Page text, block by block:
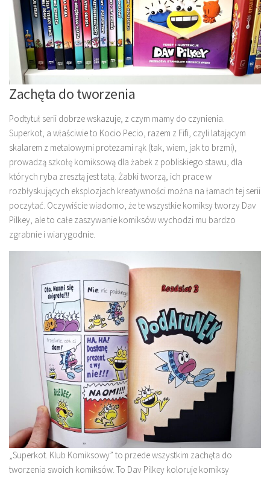
Zachęta do tworzenia
Podtytuł serii dobrze wskazuje, z czym mamy do czynienia.
Superkot, a właściwie to Kocio Pecio, razem z Fifi, czyli latającym
skalarem z metalowymi protezami rąk (tak, wiem, jak to brzmi),
prowadzą szkołę komiksową dla żabek z pobliskiego stawu, dla
których ryba zresztą jest tatą. Żabki tworzą, ich prace w
rozbłyskujących eksplozjach kreatywności można na łamach tej serii
poczytać. Oczywiście wiadomo, że te wszystkie komiksy tworzy Dav
Pilkey, ale to całe zaszywanie komiksów wychodzi mu bardzo
zgrabnie i wiarygodnie.
„Superkot. Klub Komiksowy” to przede wszystkim zachęta do
tworzenia swoich komiksów. To Dav Pilkey koloruje komiksy